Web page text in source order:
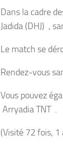
Dans la cadre
Jadida (DHJ) ,
Le match se
Rendez-vous
Vous pouvez
Arryadia TNT .
(Visité 72 fois, 1